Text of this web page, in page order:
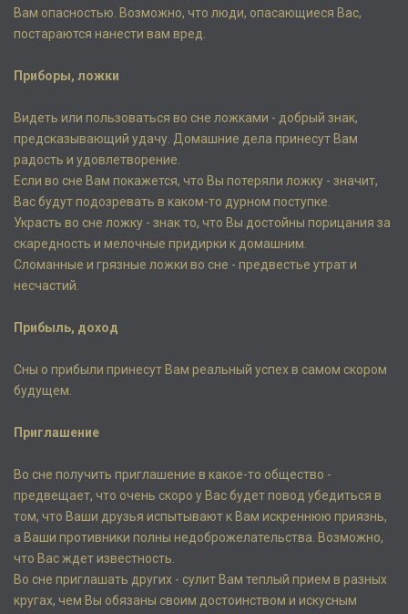
Вам опасностью. Возможно, что люди, опасающиеся Вас,
постараются нанести вам вред.
Приборы, ложки
Видеть или пользоваться во сне ложками - добрый знак,
предсказывающий удачу. Домашние дела принесут Вам
радость и удовлетворение.
Если во сне Вам покажется, что Вы потеряли ложку - значит,
Вас будут подозревать в каком-то дурном поступке.
Украсть во сне ложку - знак то, что Вы достойны порицания за
скаредность и мелочные придирки к домашним.
Сломанные и грязные ложки во сне - предвестье утрат и
несчастий.
Прибыль, доход
Сны о прибыли принесут Вам реальный успех в самом скором
будущем.
Приглашение
Во сне получить приглашение в какое-то общество -
предвещает, что очень скоро у Вас будет повод убедиться в
том, что Ваши друзья испытывают к Вам искреннюю приязнь,
а Ваши противники полны недоброжелательства. Возможно,
что Вас ждет известность.
Во сне приглашать других - сулит Вам теплый прием в разных
кругах, чем Вы обязаны своим достоинством и искусным